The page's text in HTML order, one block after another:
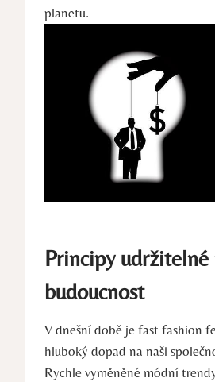
planetu.
Principy
budoucnost
V dnešní době je fast fashion
hluboký dopad na naši
Rychle vyměněné módní